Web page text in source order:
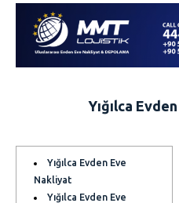
Yığılca
Yığılca Evden Eve
Nakliyat
Yığılca Evden Eve